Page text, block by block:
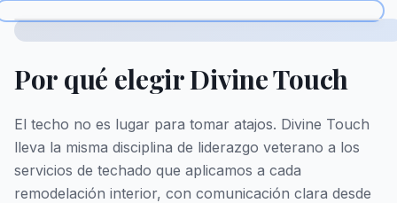
Por qué elegir Divine Touch
El techo no es lugar para tomar atajos. Divine Touch
lleva la misma disciplina de liderazgo veterano a los
servicios de techado que aplicamos a cada
remodelación interior, con comunicación clara desde